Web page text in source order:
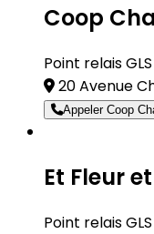
Coop
Point relais GLS
20 Avenue
Appeler Coop
Et Fleur
Point relais GLS